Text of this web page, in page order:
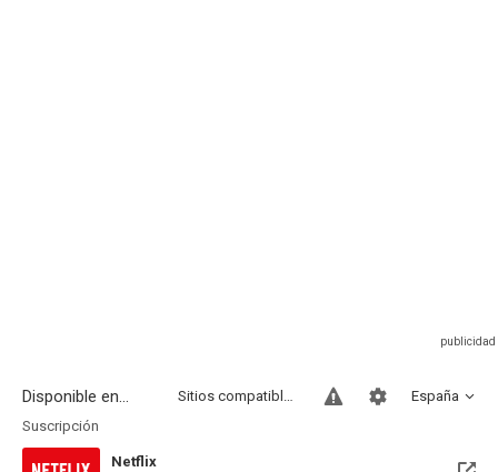
Disponible en... España
Sitios compatibles
Suscripción
Netflix